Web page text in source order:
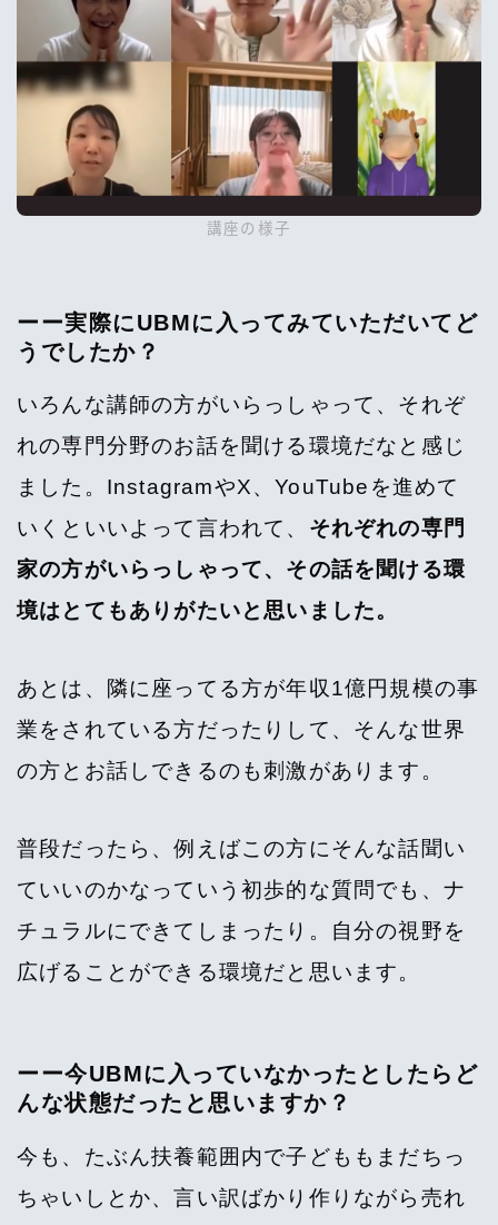
講座の様子
ーー実際にUBMに入ってみていただいてど
うでしたか？
いろんな講師の方がいらっしゃって、それぞ
れの専門分野のお話を聞ける環境だなと感じ
ました。InstagramやX、YouTubeを進めて
いくといいよって言われて、 それぞれの専門
家の方がいらっしゃって、その話を聞ける環
境はとてもありがたいと思いました。
あとは、隣に座ってる方が年収1億円規模の事
業をされている方だったりして、そんな世界
の方とお話しできるのも刺激があります。
普段だったら、例えばこの方にそんな話聞い
ていいのかなっていう初歩的な質問でも、ナ
チュラルにできてしまったり。自分の視野を
広げることができる環境だと思います。
ーー今UBMに入っていなかったとしたらど
んな状態だったと思いますか？
今も、たぶん扶養範囲内で子どももまだちっ
ちゃいしとか、言い訳ばかり作りながら売れ